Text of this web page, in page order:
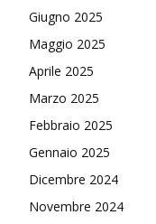
Giugno 2025
Maggio 2025
Aprile 2025
Marzo 2025
Febbraio 2025
Gennaio 2025
Dicembre 2024
Novembre 2024